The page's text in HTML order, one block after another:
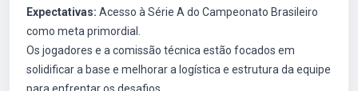
Expectativas: Acesso à Série A do Campeonato Brasileiro
como meta primordial.
Os jogadores e a comissão técnica estão focados em
solidificar a base e melhorar a logística e estrutura da equipe